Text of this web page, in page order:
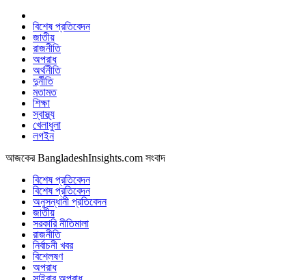
বিশেষ প্রতিবেদন
জাতীয়
রাজনীতি
অপরাধ
অর্থনীতি
দুর্নীতি
মতামত
শিক্ষা
স্বাস্থ্য
খেলাধুলা
লগইন
আজকের BangladeshInsights.com সংবাদ
বিশেষ প্রতিবেদন
বিশেষ প্রতিবেদন
অনুসন্ধানী প্রতিবেদন
জাতীয়
সরকারি নীতিমালা
রাজনীতি
নির্বাচনী খবর
বিশ্লেষণ
অপরাধ